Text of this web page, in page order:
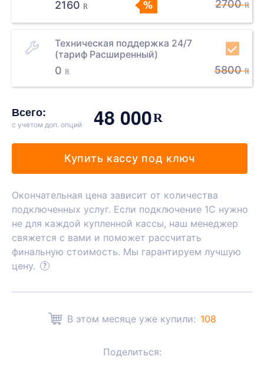
2160 R 2700 R
Техническая поддержка 24/7
(тариф Расширенный)
0 R 5800 R
Всего:
с учетом доп. опций 48 000R
Купить кассу под ключ
Окончательная цена зависит от количества
подключенных услуг. Если подключение 1С нужно
не для каждой купленной кассы, наш менеджер
свяжется с вами и поможет рассчитать
финальную стоимость. Мы гарантируем лучшую
цену.
В этом месяце уже купили: 108
Поделиться: